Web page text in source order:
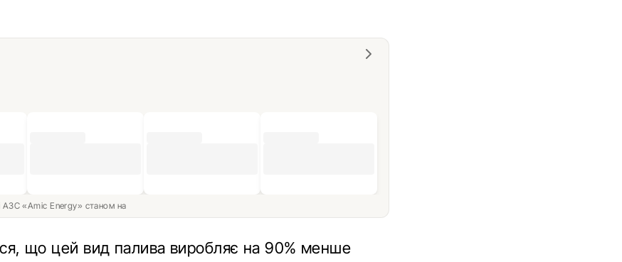
АЗС «Amic Energy» станом на
що цей вид палива виробляє на 90% менше